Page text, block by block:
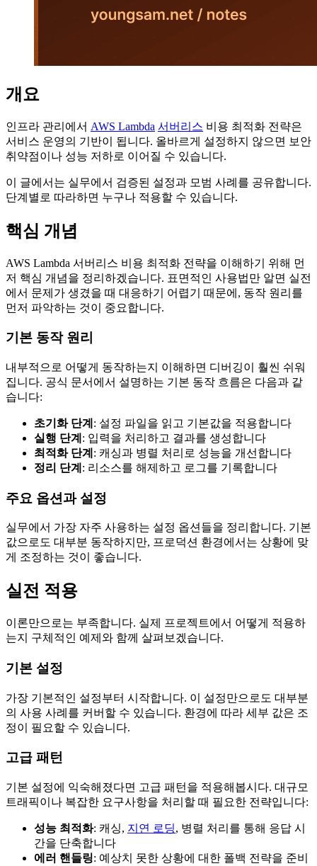
개요
인프라 관리에서 AWS Lambda 서버리스 비용 최적화 전략은
서비스 운영의 기반이 됩니다. 올바르게 설정하지 않으면 보안
취약점이나 성능 저하로 이어질 수 있습니다.
이 글에서는 실무에서 검증된 설정과 모범 사례를 공유합니다.
단계별로 따라하면 누구나 적용할 수 있습니다.
핵심 개념
AWS Lambda 서버리스 비용 최적화 전략을 이해하기 위해 먼
저 핵심 개념을 정리하겠습니다. 표면적인 사용법만 알면 실전
에서 문제가 생겼을 때 대응하기 어렵기 때문에, 동작 원리를
먼저 파악하는 것이 중요합니다.
기본 동작 원리
내부적으로 어떻게 동작하는지 이해하면 디버깅이 훨씬 쉬워
집니다. 공식 문서에서 설명하는 기본 동작 흐름은 다음과 같
습니다:
초기화 단계 : 설정 파일을 읽고 기본값을 적용합니다
실행 단계 : 입력을 처리하고 결과를 생성합니다
최적화 단계 : 캐싱과 병렬 처리로 성능을 개선합니다
정리 단계 : 리소스를 해제하고 로그를 기록합니다
주요 옵션과 설정
실무에서 가장 자주 사용하는 설정 옵션들을 정리합니다. 기본
값으로도 대부분 동작하지만, 프로덕션 환경에서는 상황에 맞
게 조정하는 것이 좋습니다.
실전 적용
이론만으로는 부족합니다. 실제 프로젝트에서 어떻게 적용하
는지 구체적인 예제와 함께 살펴보겠습니다.
기본 설정
가장 기본적인 설정부터 시작합니다. 이 설정만으로도 대부분
의 사용 사례를 커버할 수 있습니다. 환경에 따라 세부 값은 조
정이 필요할 수 있습니다.
고급 패턴
기본 설정에 익숙해졌다면 고급 패턴을 적용해봅시다. 대규모
트래픽이나 복잡한 요구사항을 처리할 때 필요한 전략입니다:
성능 최적화: 캐싱, 지연 로딩, 병렬 처리를 통해 응답 시
간을 단축합니다
에러 핸들링: 예상치 못한 상황에 대한 폴백 전략을 준비